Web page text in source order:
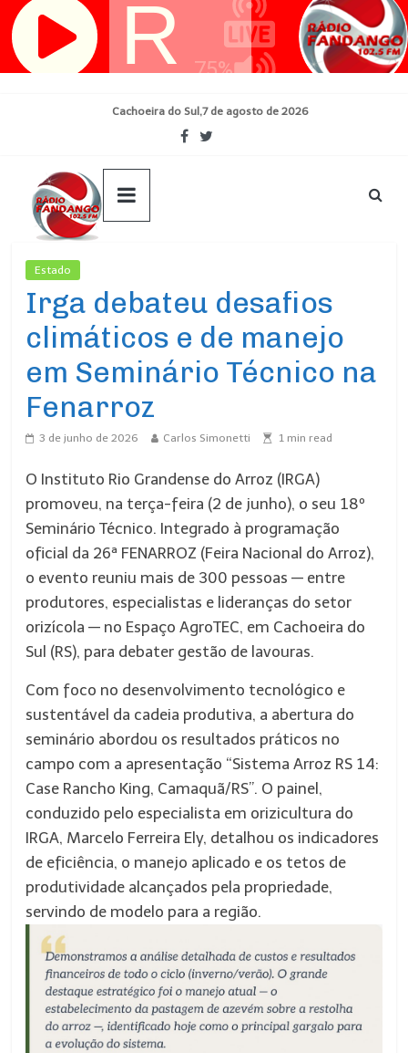
Pular
para
Cachoeira do Sul,7 de agosto de 2026
Estado
Irga debateu desafios
climáticos e de manejo
em Seminário Técnico na
Fenarroz
3 de junho de 2026 Carlos Simonetti 1 min read
O Instituto Rio Grandense do Arroz (IRGA)
promoveu, na terça-feira (2 de junho), o seu 18º
Seminário Técnico. Integrado à programação
oficial da 26ª FENARROZ (Feira Nacional do Arroz),
o evento reuniu mais de 300 pessoas — entre
produtores, especialistas e lideranças do setor
orizícola — no Espaço AgroTEC, em Cachoeira do
Sul (RS), para debater gestão de lavouras.
Com foco no desenvolvimento tecnológico e
sustentável da cadeia produtiva, a abertura do
seminário abordou os resultados práticos no
campo com a apresentação “Sistema Arroz RS 14:
Case Rancho King, Camaquã/RS”. O painel,
conduzido pelo especialista em orizicultura do
IRGA, Marcelo Ferreira Ely, detalhou os indicadores
de eficiência, o manejo aplicado e os tetos de
produtividade alcançados pela propriedade,
servindo de modelo para a região.